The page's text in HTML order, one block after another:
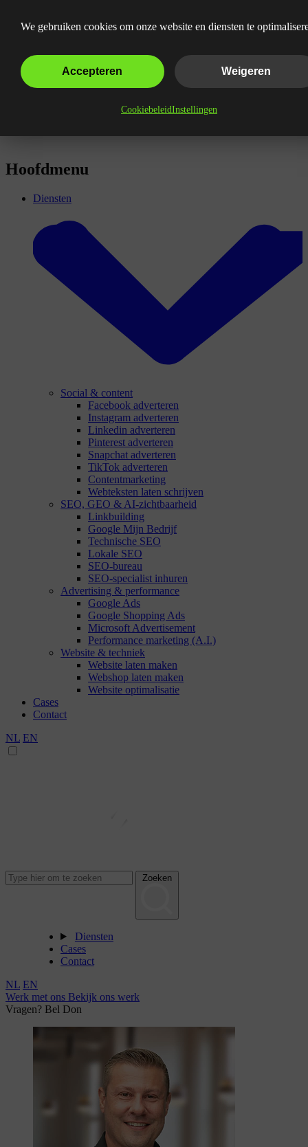
Wat is het Display-netwerk?
Hoofdmenu
Diensten
Social & content
Facebook adverteren
Instagram adverteren
Linkedin adverteren
Pinterest adverteren
Snapchat adverteren
TikTok adverteren
Contentmarketing
Webteksten laten schrijven
SEO, GEO & AI-zichtbaarheid
Linkbuilding
Google Mijn Bedrijf
Technische SEO
Lokale SEO
SEO-bureau
SEO-specialist inhuren
Advertising & performance
Google Ads
Google Shopping Ads
Microsoft Advertisement
Performance marketing (A.I.)
Website & techniek
Website laten maken
Webshop laten maken
Website optimalisatie
Cases
Contact
NL EN
Zoeken
Diensten
Cases
Contact
NL EN
Werk met ons Bekijk ons werk
Vragen? Bel Don
We gebruiken cookies om onze website en diensten te
Accepteren Weigeren
CookiebeleidInstellingen